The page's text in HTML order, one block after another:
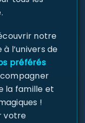
notre
l’univers de
préférés
la famille et
!
votre